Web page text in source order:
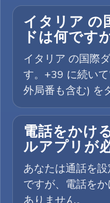
イタリア の
ドは何です
イタリア の国際
す。+39 に続い
外局番も含む) を
電話をかけ
ルアプリが
あなたは通話を
ですが、電話を
ありません。